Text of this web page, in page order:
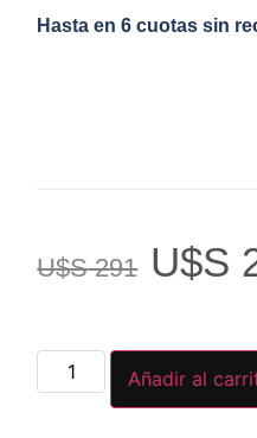
Hasta en 6 cuotas sin
U$S291 U$S
Añadir al